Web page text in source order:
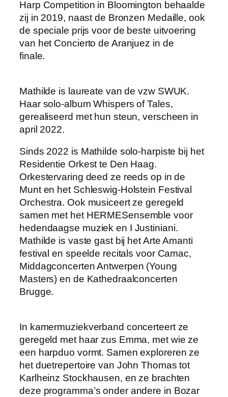
Harp Competition in Bloomington behaalde
zij in 2019, naast de Bronzen Medaille, ook
de speciale prijs voor de beste uitvoering
van het Concierto de Aranjuez in de
finale.
Mathilde is laureate van de vzw SWUK.
Haar solo-album Whispers of Tales,
gerealiseerd met hun steun, verscheen in
april 2022.
Sinds 2022 is Mathilde solo-harpiste bij het
Residentie Orkest te Den Haag.
Orkestervaring deed ze reeds op in de
Munt en het Schleswig-Holstein Festival
Orchestra. Ook musiceert ze geregeld
samen met het HERMESensemble voor
hedendaagse muziek en I Justiniani.
Mathilde is vaste gast bij het Arte Amanti
festival en speelde recitals voor Camac,
Middagconcerten Antwerpen (Young
Masters) en de Kathedraalconcerten
Brugge.
In kamermuziekverband concerteert ze
geregeld met haar zus Emma, met wie ze
een harpduo vormt. Samen exploreren ze
het duetrepertoire van John Thomas tot
Karlheinz Stockhausen, en ze brachten
deze programma’s onder andere in Bozar